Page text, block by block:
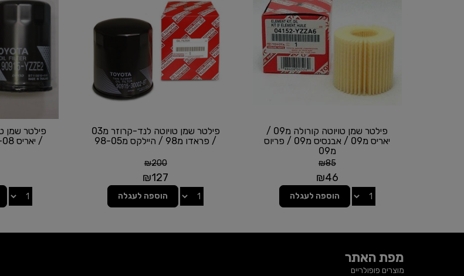
פילטר שמן טויוטה קורולה מ09 /
יאריס מ09 / אבנסיס מ09 / פריוס
מ09
₪85
₪46
הוספה לעגלה
פילטר שמן טויוטה לנד-קרוזר מ03
/ פראדו מ98 / היילקס מ98-05
₪200
₪127
הוספה לעגלה
מפת האתר
מוצרים פופולריים